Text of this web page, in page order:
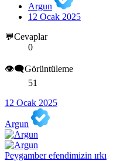
Argun
12 Ocak 2025
💬Cevaplar
0
👁️‍🗨️Görüntüleme
51
12 Ocak 2025
Argun
Peygamber efendimizin ırkı